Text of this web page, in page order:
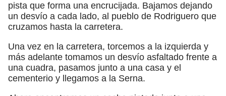
pista que forma una encrucijada. Bajamos dejando
un desvío a cada lado, al pueblo de Rodriguero que
cruzamos hasta la carretera.
Una vez en la carretera, torcemos a la izquierda y
más adelante tomamos un desvío asfaltado frente a
una cuadra, pasamos junto a una casa y el
cementerio y llegamos a la Serna.